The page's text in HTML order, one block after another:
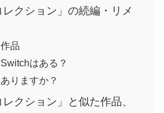
レクション」の続編・リメ
品
はある？
りますか？
レクション」と似た作品、